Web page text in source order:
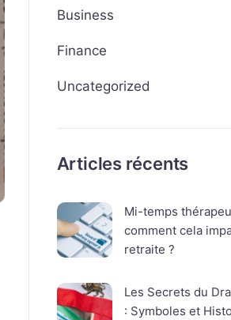
Business
Finance
Uncategorized
Articles récents
Mi-temps
comment cela
retraite ?
Les Secrets du
: Symboles et